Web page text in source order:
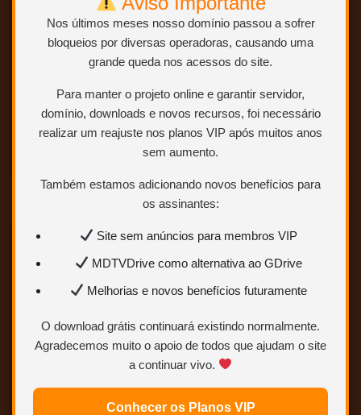
Nos últimos meses nosso domínio passou a sofrer
bloqueios por diversas operadoras, causando uma
grande queda nos acessos do site.
Para manter o projeto online e garantir servidor,
domínio, downloads e novos recursos, foi necessário
realizar um reajuste nos planos VIP após muitos anos
sem aumento.
Também estamos adicionando novos benefícios para
os assinantes:
Site sem anúncios para membros VIP
MDTVDrive como alternativa ao GDrive
Melhorias e novos benefícios futuramente
O download grátis continuará existindo normalmente.
Agradecemos muito o apoio de todos que ajudam o site
a continuar vivo.
Conhecer os Planos VIP
BLURAY 1080p – DUAL AUDIO (DUBLAGEM
CLÁSSICA – HERBERT RICHERS)
NOVO E EXCLUSIVO Video e Áudio novo
ABRIR POSTAGEM <<<
Punhos de Aço – Um Lutador de Rua
– 1980 – (Dual Áudio/Dublado) –
Bluray 1080p